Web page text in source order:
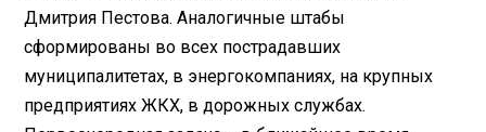
Дмитрия Пестова. Аналогичные штабы
сформированы во всех пострадавших
муниципалитетах, в энергокомпаниях, на крупных
предприятиях ЖКХ, в дорожных службах.